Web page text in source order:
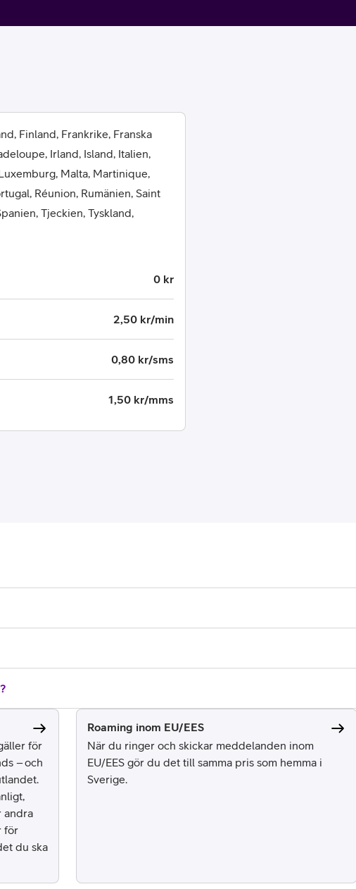
Surfplattor
4G/5G Surfplattor
Wifi Surfplattor
Finland, Frankrike, Franska
Irland, Island, Italien,
Malta, Martinique,
Réunion, Rumänien, Saint
Tjeckien, Tyskland,
0 kr
2,50 kr/min
0,80 kr/sms
1,50 kr/mms
för
– och
andra
för
du ska
Roaming inom EU/EES
När du ringer och skickar meddelanden inom
EU/EES gör du det till samma pris som hemma i
Sverige.